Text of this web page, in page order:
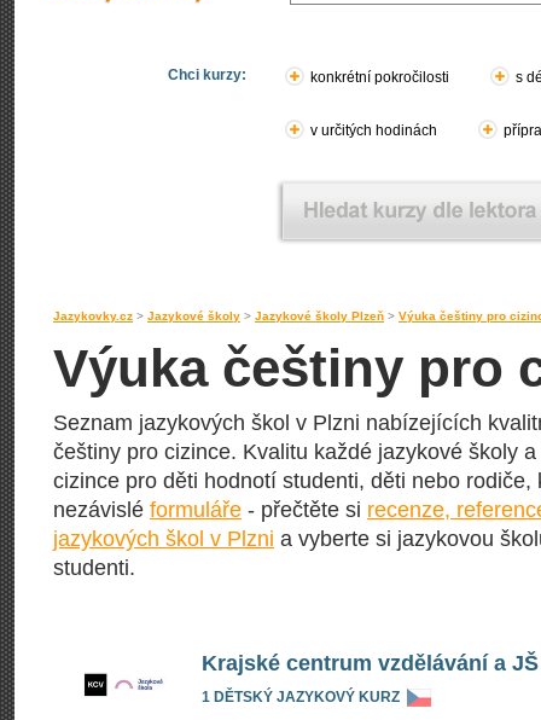
Chci kurzy: konkrétní pokročilosti s
v určitých hodinách
Jazykovky.cz > Jazykové školy > Jazykové školy Plzeň > Výuka češtiny pro
Výuka češtiny pro
Seznam jazykových škol v Plzni nabízejících
češtiny pro cizince. Kvalitu každé jazykové školy
cizince pro děti hodnotí studenti, děti nebo rodiče,
nezávislé formuláře - přečtěte si recenze,
jazykových škol v Plzni a vyberte si jazykovou
studenti.
Krajské centrum vzdělávání a
1 DĚTSKÝ JAZYKOVÝ KURZ